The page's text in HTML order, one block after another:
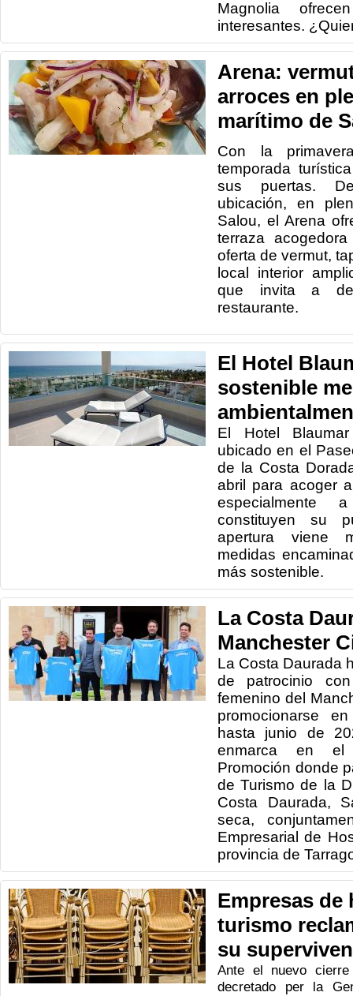
Magnolia
interesantes.
Arena:
arroces en
marítimo de
Con la
temporada
sus puertas.
ubicación, en
Salou, el Arena
terraza
oferta de vermut,
local interior
que invita a
restaurante.
El Hotel
sostenible
El Hotel
ubicado en el
de la Costa
abril para acoger
constituyen su
apertura viene
medidas
más sostenible.
La Costa
Manchester
La Costa Daurada
de patrocinio
femenino del
promocionarse
hasta junio de
enmarca en
Promoción donde
de Turismo de la
Costa Daurada,
seca,
Empresarial de
provincia de
Empresas de
turismo
su
Ante el nuevo
decretado per la